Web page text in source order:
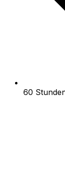
60